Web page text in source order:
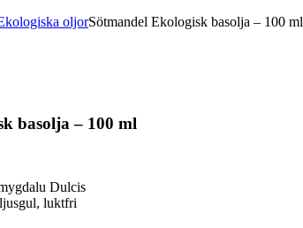
oljorSötmandel Ekologisk basolja – 100 ml
basolja – 100 ml
Dulcis
luktfri